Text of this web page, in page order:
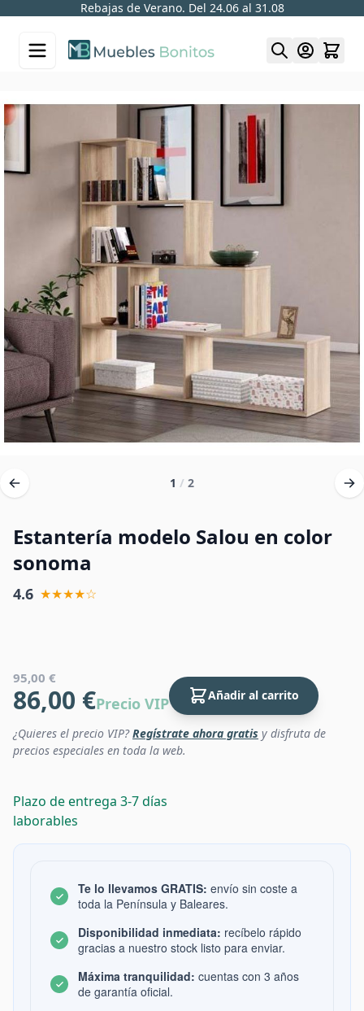
Rebajas de Verano. Del 24.06 al 31.08
1 / 2
Estantería modelo Salou en color
sonoma
4.6 ★★★★☆
95,00 €
86,00 €Precio VIP Añadir al carrito
¿Quieres el precio VIP?Regístrate ahora gratis y disfruta de
precios especiales en toda la web.
Plazo de entrega 3-7 días
laborables
Te lo llevamos GRATIS: envío sin coste a
toda la Península y Baleares.
Disponibilidad inmediata: recíbelo rápido
gracias a nuestro stock listo para enviar.
Máxima tranquilidad: cuentas con 3 años
de garantía oficial.